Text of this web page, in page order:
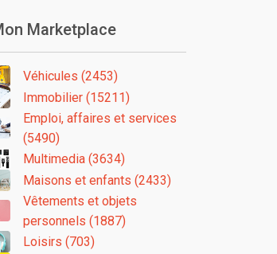
Marketplace
Véhicules (2453)
Immobilier (15211)
Emploi, affaires et services
(5490)
Multimedia (3634)
Maisons et enfants (2433)
Vêtements et objets
personnels (1887)
Loisirs (703)